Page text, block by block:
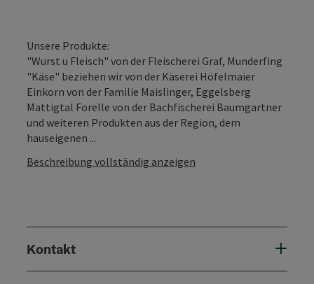
Unsere Produkte:
"Wurst u Fleisch" von der Fleischerei Graf, Munderfing
"Käse" beziehen wir von der Käserei Höfelmaier
Einkorn von der Familie Maislinger, Eggelsberg
Mattigtal Forelle von der Bachfischerei Baumgartner
und weiteren Produkten aus der Region, dem
hauseigenen ...
Beschreibung vollständig anzeigen
Kontakt